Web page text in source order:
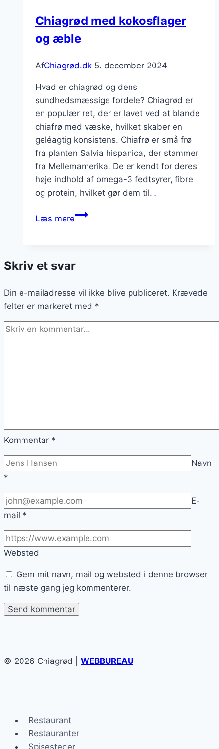
Chiagrød med kokosflager
og æble
AfChiagrød.dk 5. december 2024
Hvad er chiagrød og dens
sundhedsmæssige fordele? Chiagrød er
en populær ret, der er lavet ved at blande
chiafrø med væske, hvilket skaber en
geléagtig konsistens. Chiafrø er små frø
fra planten Salvia hispanica, der stammer
fra Mellemamerika. De er kendt for deres
høje indhold af omega-3 fedtsyrer, fibre
og protein, hvilket gør dem til…
Læs mereChiagrød
æble
Skriv et svar
Din e-mailadresse vil ikke blive publiceret. Krævede
felter er markeret med *
Kommentar *
Navn
*
E-
mail *
Websted
Gem mit navn, mail og websted i denne browser
til næste gang jeg kommenterer.
© 2026 Chiagrød | WEBBUREAU
Restaurant
Restauranter
Spisesteder